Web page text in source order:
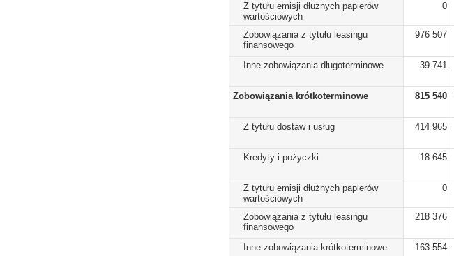
Z tytułu emisji dłużnych papierów
wartościowych
0
Zobowiązania z tytułu leasingu
finansowego
976 507
Inne zobowiązania długoterminowe 39 741
Zobowiązania krótkoterminowe 815 540
Z tytułu dostaw i usług 414 965
Kredyty i pożyczki 18 645
Z tytułu emisji dłużnych papierów
wartościowych
0
Zobowiązania z tytułu leasingu
finansowego
218 376
Inne zobowiązania krótkoterminowe 163 554